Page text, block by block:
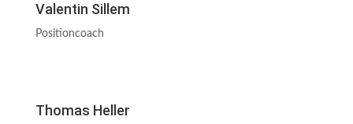
Valentin Sillem
Positioncoach
Thomas Heller